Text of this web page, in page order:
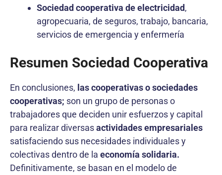
Sociedad cooperativa de electricidad,
agropecuaria, de seguros, trabajo, bancaria,
servicios de emergencia y enfermería
Resumen Sociedad Cooperativa
En conclusiones, las cooperativas o sociedades
cooperativas; son un grupo de personas o
trabajadores que deciden unir esfuerzos y capital
para realizar diversasactividades empresariales
satisfaciendo sus necesidades individuales y
colectivas dentro de la economía solidaria.
Definitivamente, se basan en el modelo de